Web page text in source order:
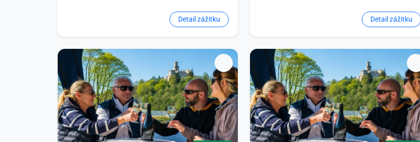
Detail zážitku Detail zážitku